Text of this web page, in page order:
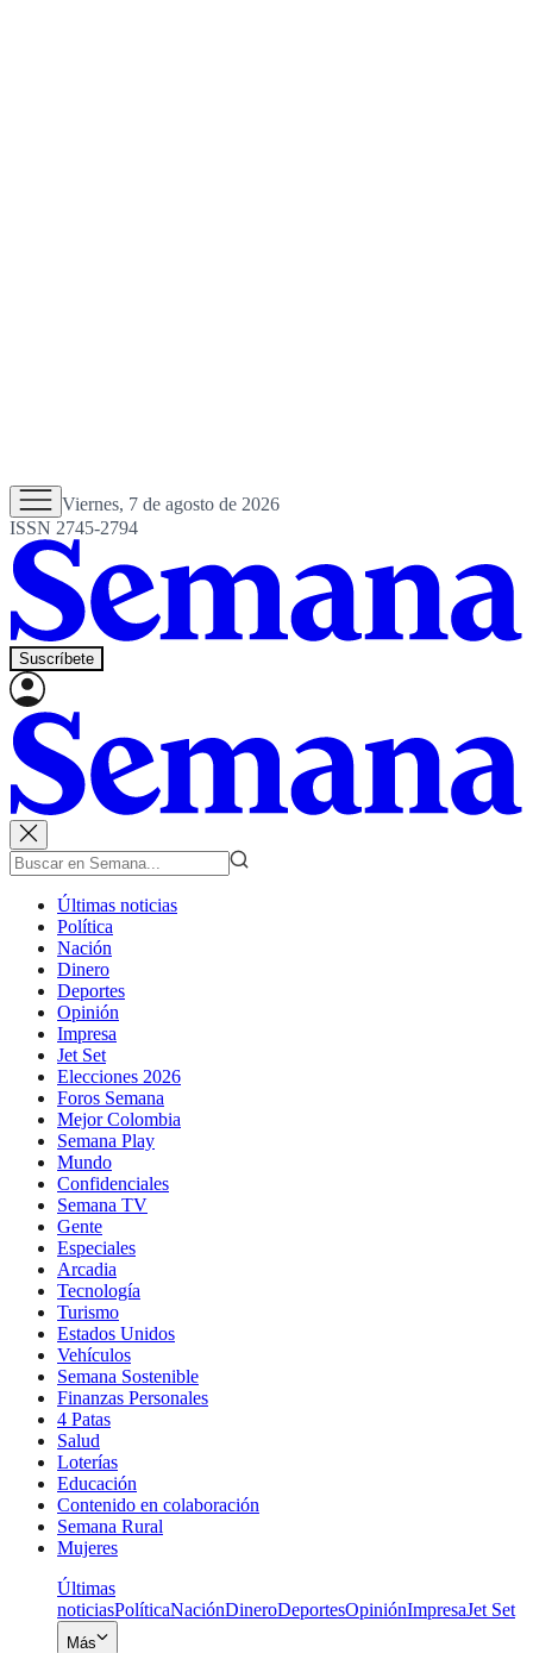
Viernes, 7 de agosto de 2026
ISSN 2745-2794
Suscríbete
Últimas noticias
Política
Nación
Dinero
Deportes
Opinión
Impresa
Jet Set
Elecciones 2026
Foros Semana
Mejor Colombia
Semana Play
Mundo
Confidenciales
Semana TV
Gente
Especiales
Arcadia
Tecnología
Turismo
Estados Unidos
Vehículos
Semana Sostenible
Finanzas Personales
4 Patas
Salud
Loterías
Educación
Contenido en colaboración
Semana Rural
Mujeres
Últimas
noticiasPolíticaNaciónDineroDeportesOpiniónImpresaJet Set
Más